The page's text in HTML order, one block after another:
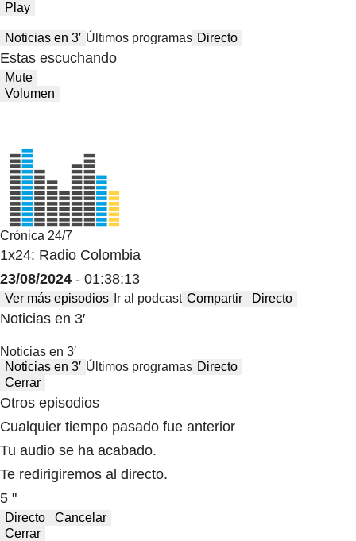
Play
Noticias en 3′ Últimos programas Directo
Estas escuchando
Mute
Volumen
Crónica 24/7
1x24: Radio Colombia
23/08/2024 - 01:38:13
Ver más episodios Ir al podcast Compartir Directo
Noticias en 3′
Noticias en 3′
Noticias en 3′ Últimos programas Directo
Cerrar
Otros episodios
Cualquier tiempo pasado fue anterior
Tu audio se ha acabado.
Te redirigiremos al directo.
5 "
Directo
Cancelar
Cerrar